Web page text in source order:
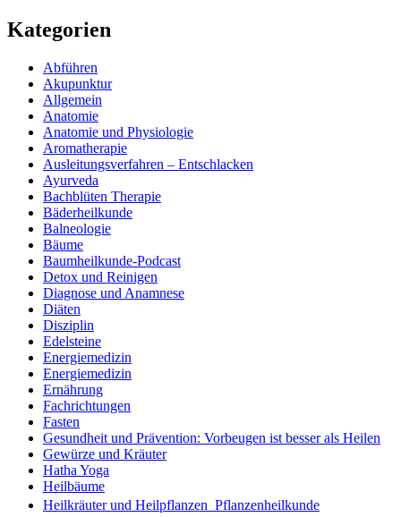
Kategorien
Abführen
Akupunktur
Allgemein
Anatomie
Anatomie und Physiologie
Aromatherapie
Ausleitungsverfahren – Entschlacken
Ayurveda
Bachblüten Therapie
Bäderheilkunde
Balneologie
Bäume
Baumheilkunde-Podcast
Detox und Reinigen
Diagnose und Anamnese
Diäten
Disziplin
Edelsteine
Energiemedizin
Energiemedizin
Ernährung
Fachrichtungen
Fasten
Gesundheit und Prävention: Vorbeugen ist besser als Heilen
Gewürze und Kräuter
Hatha Yoga
Heilbäume
Heilkräuter und Heilpflanzen  Pflanzenheilkunde